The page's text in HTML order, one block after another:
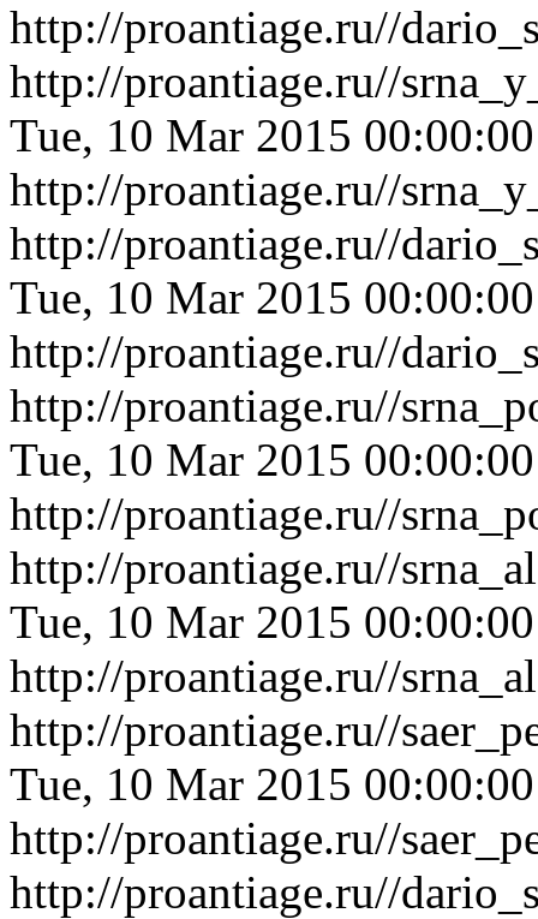
http://proantiage.ru//
http://proantiage.ru//
Tue, 10 Mar 2015
http://proantiage.ru//
http://proantiage.ru//
Tue, 10 Mar 2015
http://proantiage.ru//
http://proantiage.ru//
Tue, 10 Mar 2015
http://proantiage.ru//
http://proantiage.ru//
Tue, 10 Mar 2015
http://proantiage.ru//
http://proantiage.ru//
Tue, 10 Mar 2015
http://proantiage.ru//
http://proantiage.ru//